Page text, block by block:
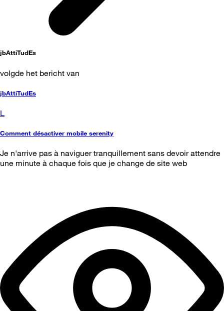
jbAttiTudEs
volgde het bericht van
jbAttiTudEs
L
Comment désactiver mobile serenity
Je n'arrive pas à naviguer tranquillement sans devoir attendre
une minute à chaque fois que je change de site web